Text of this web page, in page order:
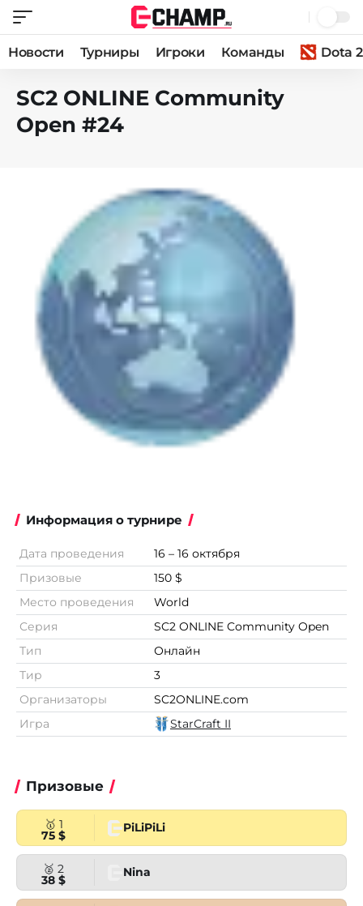
Новости Турниры Игроки Команды Dota 2
SC2 ONLINE Community
Open #24
Информация о турнире
Дата проведения
16 – 16 октября
Призовые
150 $
Место проведения
World
Серия
SC2 ONLINE Community Open
Тип
Онлайн
Тир
3
Организаторы
SC2ONLINE.com
Игра
StarCraft II
Призовые
🥇 1
75 $
PiLiPiLi
🥈 2
38 $
Nina